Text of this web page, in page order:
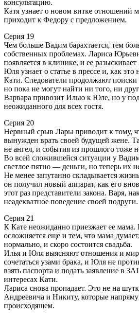
консультацию.
Катя узнает о новом витке
приходит к Федору с предложением.
Серия 19
Чем больше Вадим барахтается, тем
собственных проблемах. Лариса
появляется в клинике, и ее
Юля узнает о статье в прессе и, как это
Кати. Следователи продолжают
но пока не могут найти ни того, ни
Варвара привозит Илью к Юле, но у
неожиданного для всех гостя.
Серия 20
Нервный срыв Лары приводит к тому,
вынужден врать своей будущей жене.
не ангел, и события из прошлого тоже
Во всей сложившейся ситуации у
светлое пятно — деньги, но теперь их
Не менее запутанно складывается
он получил новый аппарат, как его
этот раз представители закона. Варя,
неадекватное поведение своей подруги.
Серия 21
К Кате неожиданно приезжает ее
осложняется еще и тем, что мама
нормально, и скоро состоится свадьба.
Илья и Юля выясняют отношения и
сочетаться узами брака, и Юля не
взять паспорта и подать заявление в
интересах Кати.
Лариса снова пропадает. Это не на
Андреевича и Никиту, которые
происходящем.